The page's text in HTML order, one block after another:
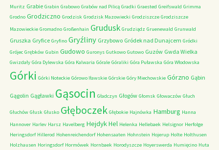
Muritz Grabie Grabin Grabowo Grabów nad Pilicą Gradki Graested Greifswald Grimma
Grodno Grodziczno Grodzisk Grodzisk Mazowiecki Grodziszcze Grodziszcze
Mazowieckie Gromadno Großenhain Grudusk Grudziądz Gruenewald Grunwald
Gruszka Gryfice Gryfino Gryźliny Grzybowo Gródek nad Dunajcem Gródki
Grójec Grębków Gubin Gudowo Guronys Gutkowo Gutowo Guzów Gwda Wielka
Gwizdały Góra Dylewska Góra Kalwaria Górale Góraliki Góra Puławska Góra Włodowska
Górki Górki Noteckie Górowo Iławskie Górskie Góry Miechowskie Górzno Gąbin
Gągolin Gągławki Gąsocin Gładczyn Głogów Głomsk Głowaczów Głuch
Głuchów Głusk Głusko Głęboczek Głębokie Hajnówka Hamburg Hanna
Hannover Harlev Harsz Havelberg HejdykHel Helenka Hellebaek Helsignor Herfolge
Heringsdorf Hillerod Hohenreichendorf Hohensaaten Hohnstein Hojerup Holte Holthusen
Holzhausen Horingsdorf Hormówek Hornbaek Horodyszcze Hoyerswerda Humięcino Huta